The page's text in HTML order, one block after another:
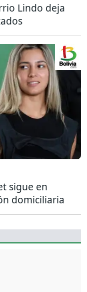
Lindo deja
sigue en
domiciliaria